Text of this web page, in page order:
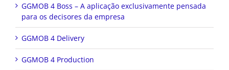
GGMOB 4 Boss – A aplicação exclusivamente pensada
para os decisores da empresa
GGMOB 4 Delivery
GGMOB 4 Production